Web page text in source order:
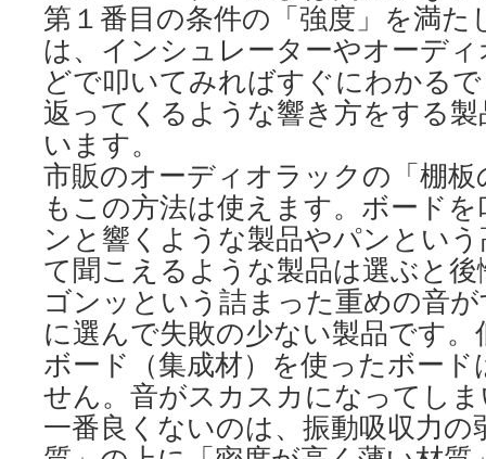
第１番目の条件の「強度」を満
は、インシュレーターやオーデ
どで叩いてみればすぐにわかる
返ってくるような響き方をする
います。
市販のオーディオラックの「棚
もこの方法は使えます。ボード
ンと響くような製品やパンとい
て聞こえるような製品は選ぶと
ゴンッという詰まった重めの音
に選んで失敗の少ない製品です
ボード（集成材）を使ったボー
せん。音がスカスカになってし
一番良くないのは、振動吸収力の